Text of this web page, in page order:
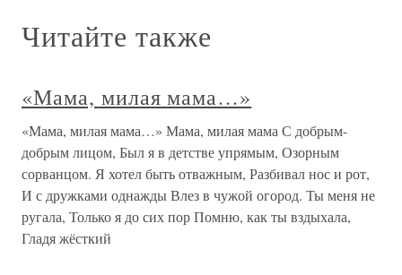
Читайте также
«Мама, милая мама…»
«Мама, милая мама…» Мама, милая мама С добрым-
добрым лицом, Был я в детстве упрямым, Озорным
сорванцом. Я хотел быть отважным, Разбивал нос и рот,
И с дружками однажды Влез в чужой огород. Ты меня не
ругала, Только я до сих пор Помню, как ты вздыхала,
Гладя жёсткий